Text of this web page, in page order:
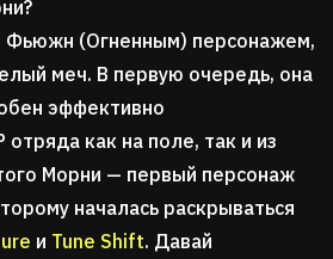
Фьюжн (Огненным) персонажем,
меч. В первую очередь, она
эффективно
отряда как на поле, так и из
Морни — первый персонаж
началась раскрываться
и Tune Shift. Давай